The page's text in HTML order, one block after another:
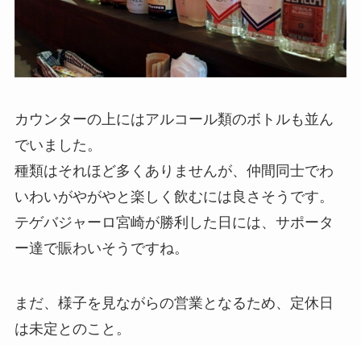
カウンターの上にはアルコール類のボトルも並ん
でいました。
種類はそれほど多くありませんが、仲間同士でわ
いわいがやがやと楽しく飲むには良さそうです。
テゲバジャーロ宮崎が勝利した日には、サポータ
ー達で賑わいそうですね。
まだ、様子を見ながらの営業となるため、定休日
は未定とのこと。